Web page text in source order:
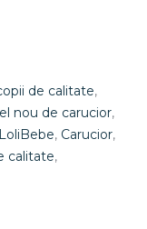
de calitate,
nou de carucior,
, Carucior,
calitate,